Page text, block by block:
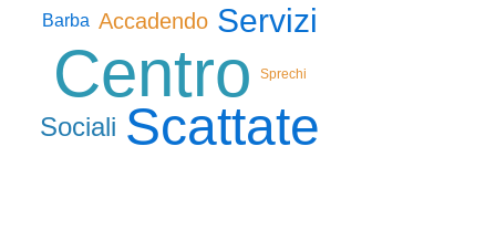
Barba Accadendo Servizi
Centro Sprechi
Sociali Scattate